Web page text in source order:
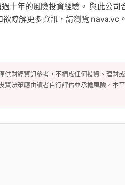
十年的風險投資經驗。 與此公司
瞭解更多資訊，請瀏覽 nava.vc。
供財經資訊參考，不構成任何投資、理財
資決策應由讀者自行評估並承擔風險，本